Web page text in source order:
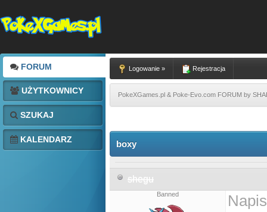
FORUM
UŻYTKOWNICY
SZUKAJ
KALENDARZ
Logowanie » Rejestracja
PokeXGames.pl & Poke-Evo.com FORUM by
boxy
shegu
Banned